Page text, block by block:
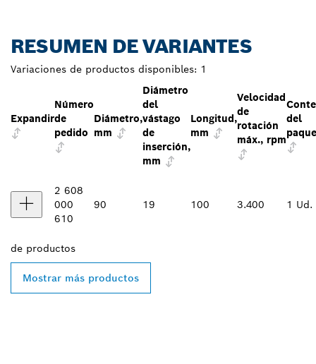
RESUMEN DE VARIANTES
Variaciones de productos disponibles: 1
Expandir
Número
de
pedido
Diámetro,
mm
Diámetro
del
vástago
de
inserción,
mm
Longitud,
mm
Velocidad
de
rotación
máx., rpm
del
2 608
000
610
90 19 100 3.400 1 Ud.
de productos
Mostrar más productos